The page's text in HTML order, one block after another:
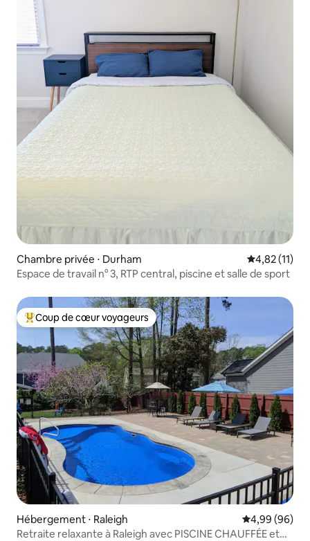
Chambre privée ⋅ Durham Évaluation
4,82 (11)
Espace de travail n° 3, RTP central, piscine et salle de sport
Coups de cœur voyageurs les plus appréciés
Coup de cœur voyageurs
Hébergement ⋅ Raleigh Évaluation
4,99 (96)
Retraite relaxante à Raleigh avec PISCINE CHAUFFÉE et